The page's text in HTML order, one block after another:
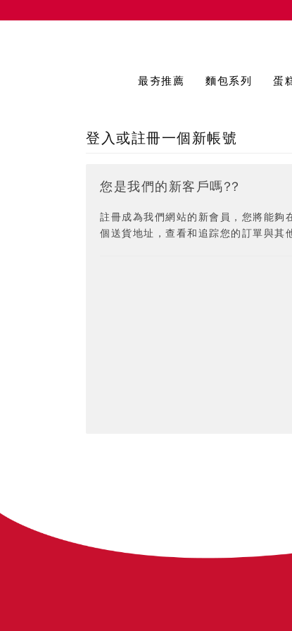
最夯推薦 麵包系列 蛋
登入或註冊一個新帳號
您是我們的新客戶嗎??
註冊成為我們網站的新會員，您將能夠
個送貨地址，查看和追踪您的訂單與其